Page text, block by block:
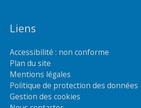
Liens
Accessibilité : non conforme
Plan du site
Mentions légales
Politique de protection des données
Gestion des cookies